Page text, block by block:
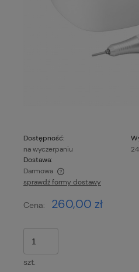
Dostępność:
na wyczerpaniu
Dostawa:
Darmowa
Cena nie zawiera
sprawdź formy dostawy
Cena: 260,00 zł
szt.